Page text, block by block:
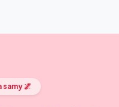
🌌